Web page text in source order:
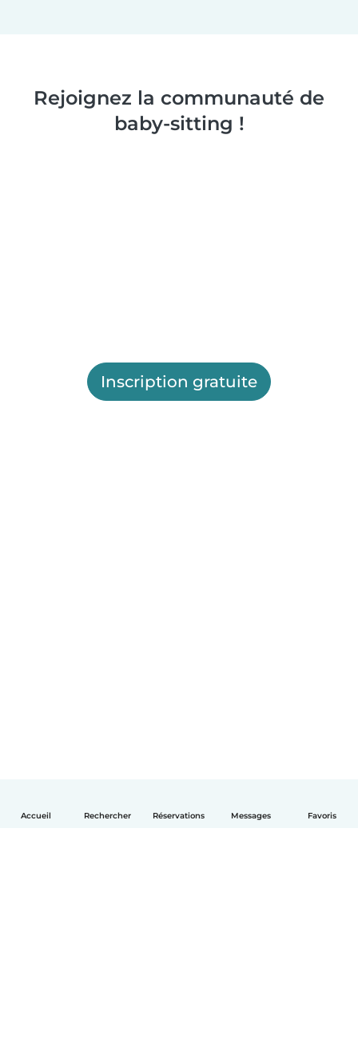
Accueil Rechercher Réservations Messages Favoris
Rejoignez la communauté de
baby-sitting !
Inscription gratuite